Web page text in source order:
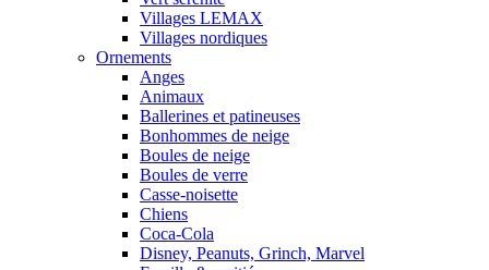
Villages LEMAX
Villages nordiques
Ornements
Anges
Animaux
Ballerines et patineuses
Bonhommes de neige
Boules de neige
Boules de verre
Casse-noisette
Chiens
Coca-Cola
Disney, Peanuts, Grinch, Marvel